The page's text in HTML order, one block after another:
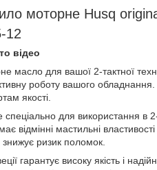
моторне Husq
12
відео
масло для вашої 2-тактної
роботу вашого
якості.
для використання в
відмінні мастильні
ризик поломок.
гарантує високу якість і